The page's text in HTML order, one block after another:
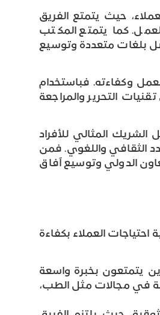
حيث يتمتع الفريق
كما يتمتع المكتب
بلغات متعددة وتوسيع
وكفاءته. فباستخدام
التحرير والمراجعة
المثالي للأفراد
الثقافي واللغوي. فمن
الدولي وتوسيع آفاق
العملاء بكفاءة
يتمتعون بخبرة واسعة
في مجالات مثل الطب،